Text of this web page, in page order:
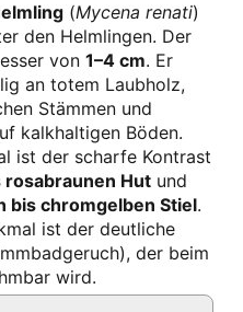
(Mycena renati)
den Helmlingen. Der
von 1–4 cm. Er
an totem Laubholz,
Stämmen und
kalkhaltigen Böden.
ist der scharfe Kontrast
Hut und
bis chromgelben Stiel.
ist der deutliche
der beim
wird.